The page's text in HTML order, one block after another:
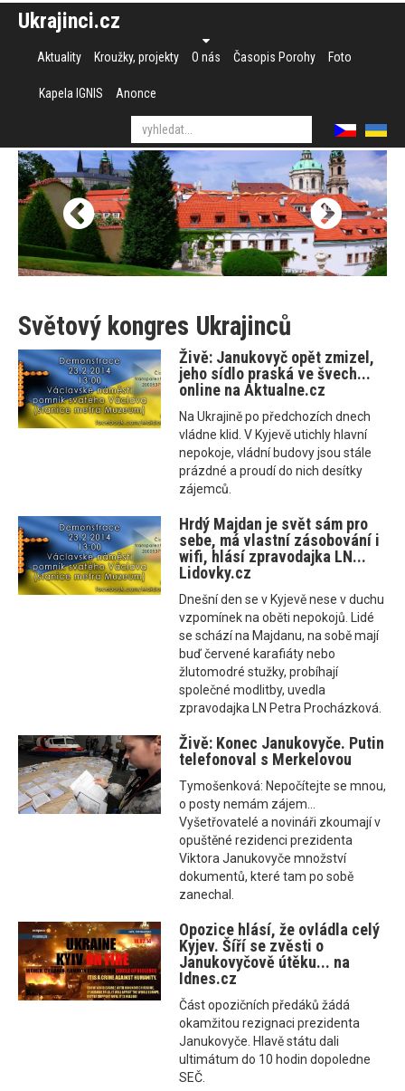
Ukrajinci.cz
Aktuality Kroužky, projekty O nás Časopis Porohy Foto
Kapela IGNIS Anonce
Světový kongres Ukrajinců
Živě: Janukovyč opět zmizel,
jeho sídlo praská ve švech...
online na Aktualne.cz
Na Ukrajině po předchozích dnech
vládne klid. V Kyjevě utichly hlavní
nepokoje, vládní budovy jsou stále
prázdné a proudí do nich desítky
zájemců.
Hrdý Majdan je svět sám pro
sebe, má vlastní zásobování i
wifi, hlásí zpravodajka LN...
Lidovky.cz
Dnešní den se v Kyjevě nese v duchu
vzpomínek na oběti nepokojů. Lidé
se schází na Majdanu, na sobě mají
buď červené karafiáty nebo
žlutomodré stužky, probíhají
společné modlitby, uvedla
zpravodajka LN Petra Procházková.
Živě: Konec Janukovyče. Putin
telefonoval s Merkelovou
Tymošenková: Nepočítejte se mnou,
o posty nemám zájem...
Vyšetřovatelé a novináři zkoumají v
opuštěné rezidenci prezidenta
Viktora Janukovyče množství
dokumentů, které tam po sobě
zanechal.
Opozice hlásí, že ovládla celý
Kyjev. Šíří se zvěsti o
Janukovyčově útěku... na
Idnes.cz
Část opozičních předáků žádá
okamžitou rezignaci prezidenta
Janukovyče. Hlavě státu dali
ultimátum do 10 hodin dopoledne
SEČ.